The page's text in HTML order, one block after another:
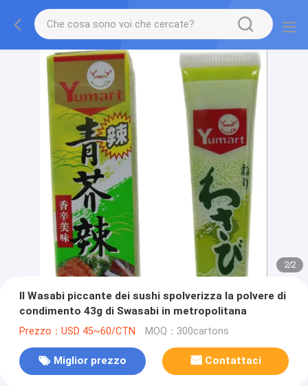
2/2
Il Wasabi piccante dei sushi spolverizza la polvere di
condimento 43g di Swasabi in metropolitana
Prezzo：USD 45~60/CTN MOQ：300cartons
Miglior prezzo Contattaci